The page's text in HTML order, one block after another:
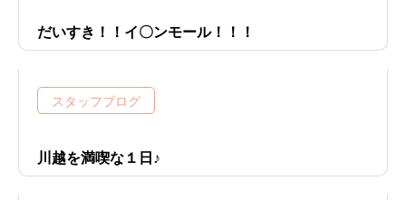
だいすき！！イ〇ンモール！！！
スタッフブログ
川越を満喫な１日♪